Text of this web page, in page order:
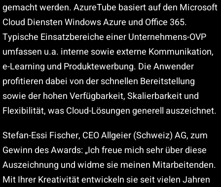
gemacht werden. AzureTube basiert auf den Microsoft
Cloud Diensten Windows Azure und Office 365.
Typische Einsatzbereiche einer Unternehmens-OVP
umfassen u.a. interne sowie externe Kommunikation,
e-Learning und Produktewerbung. Die Anwender
profitieren dabei von der schnellen Bereitstellung
sowie der hohen Verfügbarkeit, Skalierbarkeit und
Flexibilität, was Cloud-Lösungen generell auszeichnet.
Stefan-Essi Fischer, CEO Allgeier (Schweiz) AG, zum
Gewinn des Awards: „Ich freue mich sehr über diese
Auszeichnung und widme sie meinen Mitarbeitenden.
Mit Ihrer Kreativität entwickeln sie seit vielen Jahren